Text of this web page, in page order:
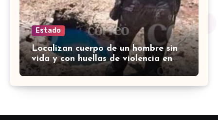
Estado
Localizan cuerpo de un hombre sin
vida y con huellas de violencia en
Tenería del Santuario, Celaya